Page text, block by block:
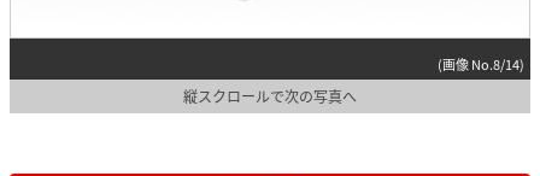
(画像 No.8/14)
縦スクロールで次の写真へ